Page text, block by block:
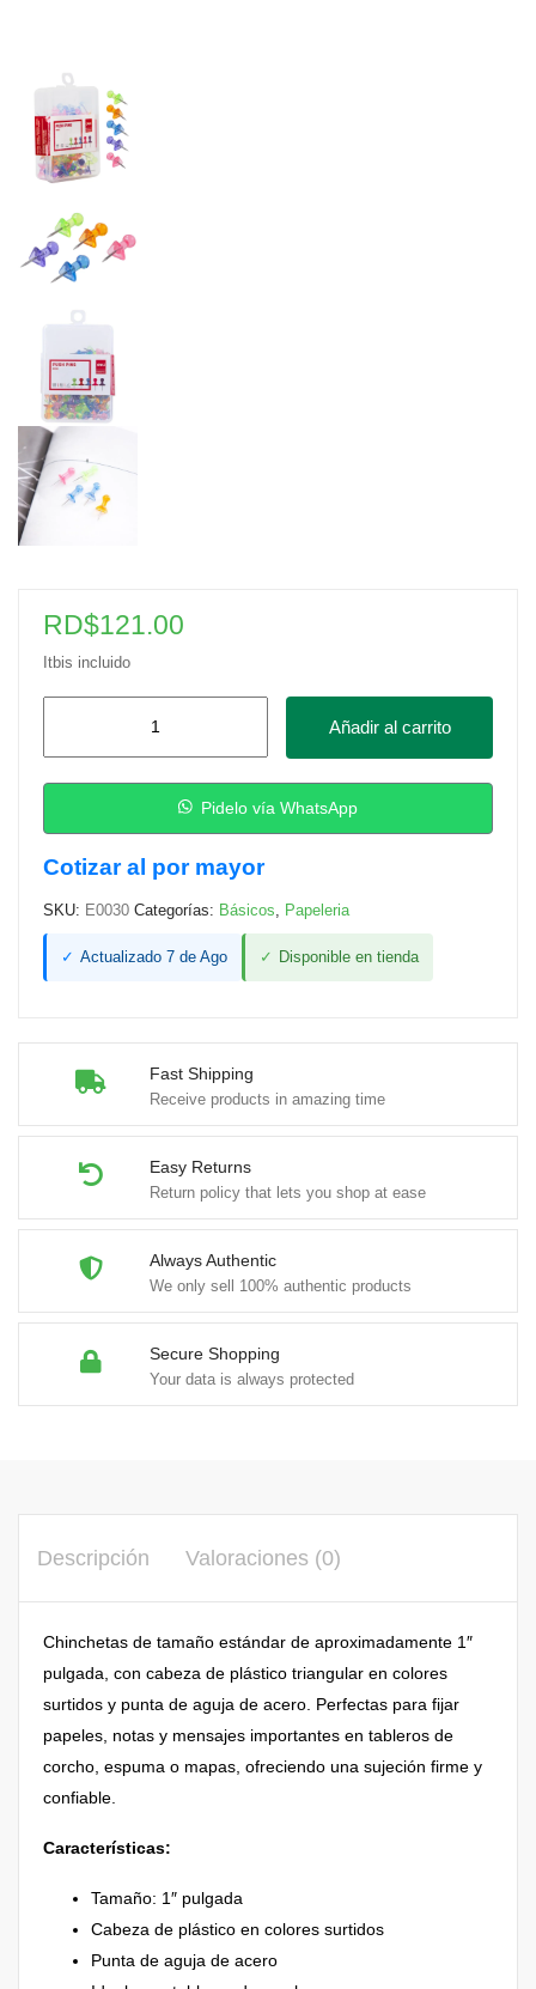
Fast Shipping
Receive products in amazing time
Easy Returns
Return policy that lets you shop at ease
Always Authentic
We only sell 100% authentic products
Secure Shopping
Your data is always protected
RD$121.00
Itbis incluido
Pizarra
de
Surtidos
Añadir al carrito
Pidelo vía WhatsApp
Cotizar al por mayor
SKU: E0030 Categorías: Básicos Papeleria
✓ Actualizado 7 de Ago ✓ Disponible en tienda
Descripción Valoraciones (0)
Chinchetas de tamaño estándar de aproximadamente 1″
pulgada, con cabeza de plástico triangular en colores
surtidos y punta de aguja de acero. Perfectas para fijar
papeles, notas y mensajes importantes en tableros de
corcho, espuma o mapas, ofreciendo una sujeción firme y
confiable.
Características:
Tamaño: 1″ pulgada
Cabeza de plástico en colores surtidos
Punta de aguja de acero